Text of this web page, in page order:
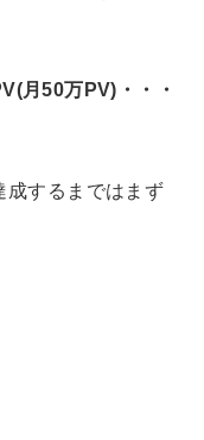
月50万PV)・・・
成するまではまず